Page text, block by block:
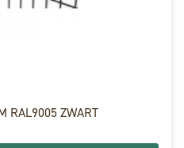
RAL9005 ZWART